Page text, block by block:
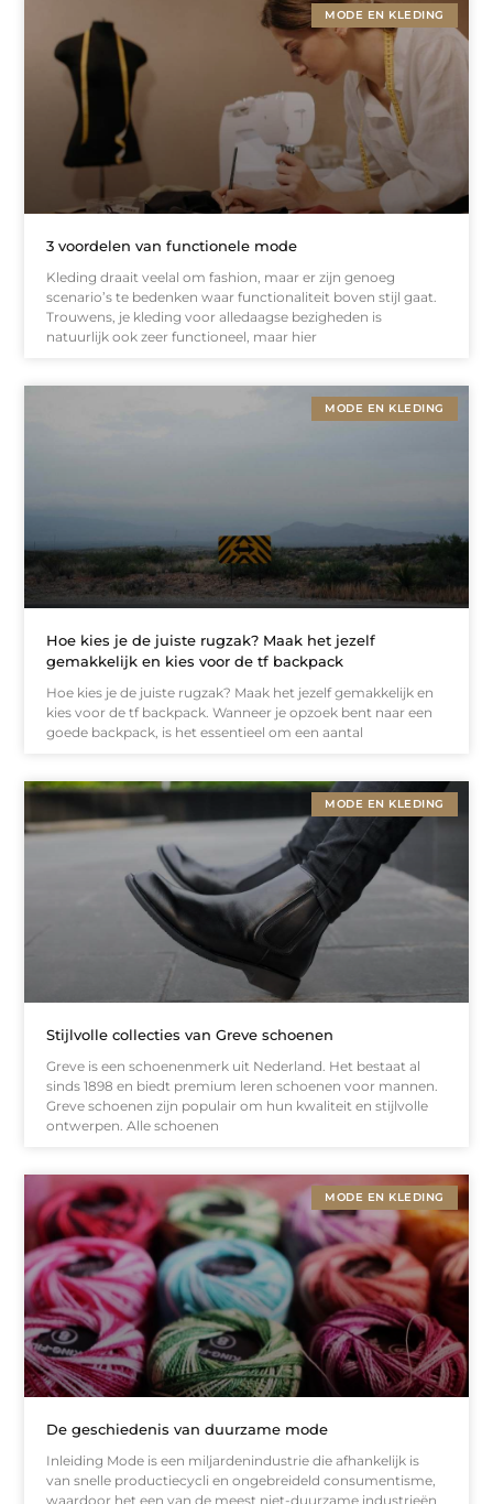
MODE EN KLEDING
3 voordelen van functionele mode
Kleding draait veelal om fashion, maar er zijn genoeg
scenario’s te bedenken waar functionaliteit boven stijl gaat.
Trouwens, je kleding voor alledaagse bezigheden is
natuurlijk ook zeer functioneel, maar hier
MODE EN KLEDING
Hoe kies je de juiste rugzak? Maak het jezelf
gemakkelijk en kies voor de tf backpack
Hoe kies je de juiste rugzak? Maak het jezelf gemakkelijk en
kies voor de tf backpack. Wanneer je opzoek bent naar een
goede backpack, is het essentieel om een aantal
MODE EN KLEDING
Stijlvolle collecties van Greve schoenen
Greve is een schoenenmerk uit Nederland. Het bestaat al
sinds 1898 en biedt premium leren schoenen voor mannen.
Greve schoenen zijn populair om hun kwaliteit en stijlvolle
ontwerpen. Alle schoenen
MODE EN KLEDING
De geschiedenis van duurzame mode
Inleiding Mode is een miljardenindustrie die afhankelijk is
van snelle productiecycli en ongebreideld consumentisme,
waardoor het een van de meest niet-duurzame industrieën